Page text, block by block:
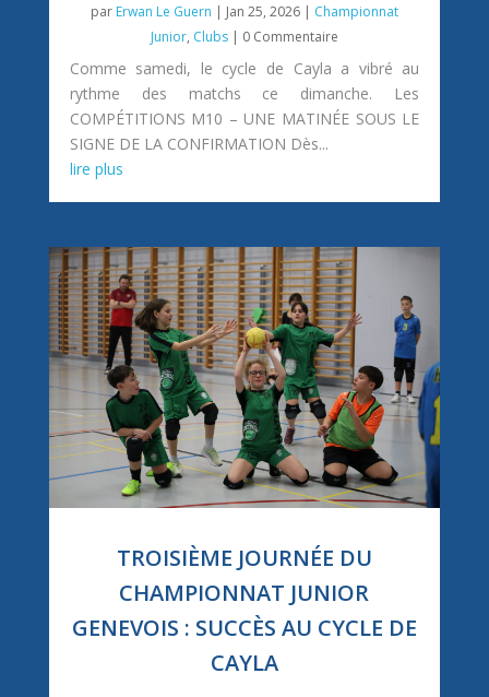
par Erwan Le Guern | Jan 25, 2026| Championnat
Junior, Clubs| 0 Commentaire
Comme samedi, le cycle de Cayla a vibré au
rythme des matchs ce dimanche. Les
COMPÉTITIONS M10 – UNE MATINÉE SOUS LE
SIGNE DE LA CONFIRMATION Dès...
lire plus
TROISIÈME JOURNÉE DU
CHAMPIONNAT JUNIOR
GENEVOIS : SUCCÈS AU CYCLE DE
CAYLA